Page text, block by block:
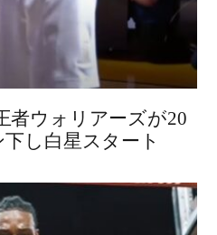
者ウォリアーズが20
し白星スタート